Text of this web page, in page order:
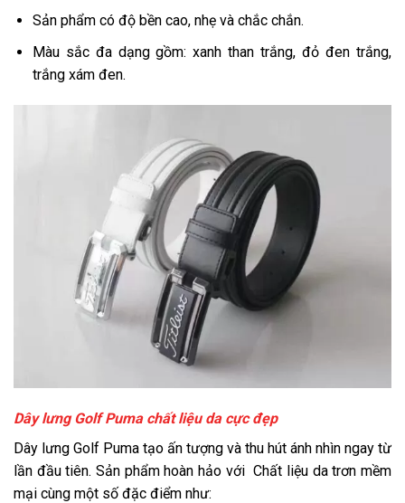
Sản phẩm có độ bền cao, nhẹ và chắc chắn.
Màu sắc đa dạng gồm: xanh than trắng, đỏ đen trắng,
trắng xám đen.
Dây lưng Golf Puma chất liệu da cực đẹp
Dây lưng Golf Puma tạo ấn tượng và thu hút ánh nhìn ngay từ
lần đầu tiên. Sản phẩm hoàn hảo với Chất liệu da trơn mềm
mại cùng một số đặc điểm như: